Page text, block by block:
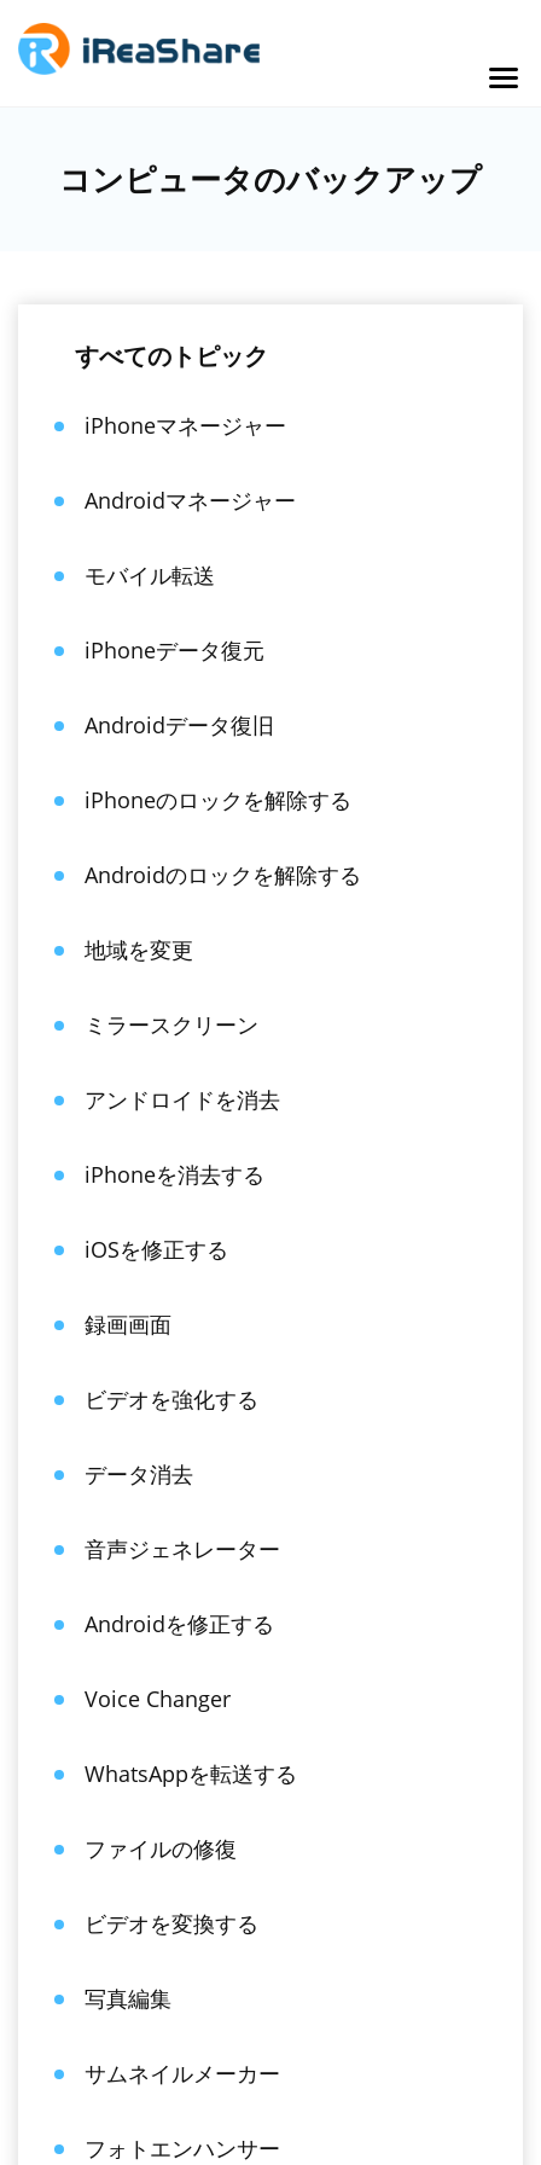
コンピュータのバックアップ
すべてのトピック
iPhoneマネージャー
Androidマネージャー
モバイル転送
iPhoneデータ復元
Androidデータ復旧
iPhoneのロックを解除する
Androidのロックを解除する
地域を変更
ミラースクリーン
アンドロイドを消去
iPhoneを消去する
iOSを修正する
録画画面
ビデオを強化する
データ消去
音声ジェネレーター
Androidを修正する
Voice Changer
WhatsAppを転送する
ファイルの修復
ビデオを変換する
写真編集
サムネイルメーカー
フォトエンハンサー